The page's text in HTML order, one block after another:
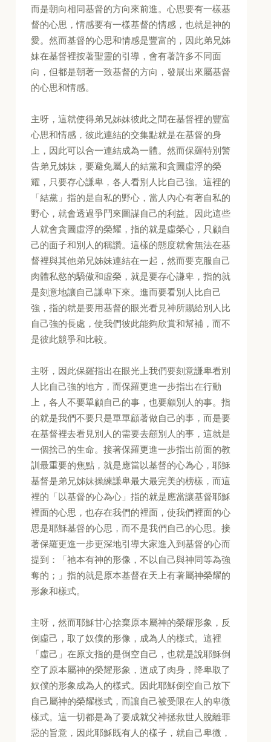
而是朝向相同基督的方向來前進。心思要有一樣基
督的心思，情感要有一樣基督的情感，也就是神的
愛。然而基督的心思和情感是豐富的，因此弟兄姊
妹在基督裡按著聖靈的引導，會有著許多不同面
向，但都是朝著一致基督的方向，發展出來屬基督
的心思和情感。
主呀，這就使得弟兄姊妹彼此之間在基督裡的豐富
心思和情感，彼此連結的交集點就是在基督的身
上，因此可以合一連結成為一體。然而保羅特別警
告弟兄姊妹，要避免屬人的結黨和貪圖虛浮的榮
耀，只要存心謙卑，各人看別人比自己強。這裡的
「結黨」指的是自私的野心，當人內心有著自私的
野心，就會透過爭鬥來圖謀自己的利益。因此這些
人就會貪圖虛浮的榮耀，指的就是虛榮心，只顧自
己的面子和別人的稱讚。這樣的態度就會無法在基
督裡與其他弟兄姊妹連結在一起，然而要克服自己
肉體私慾的驕傲和虛榮，就是要存心謙卑，指的就
是刻意地讓自己謙卑下來。進而要看別人比自己
強，指的就是要用基督的眼光看見神所賜給別人比
自己強的長處，使我們彼此能夠欣賞和幫補，而不
是彼此競爭和比較。
主呀，因此保羅指出在眼光上我們要刻意謙卑看別
人比自己強的地方，而保羅更進一步指出在行動
上，各人不要單顧自己的事，也要顧別人的事。指
的就是我們不要只是單單顧著做自己的事，而是要
在基督裡去看見別人的需要去顧別人的事，這就是
一個捨己的生命。接著保羅更進一步指出前面的教
訓最重要的焦點，就是應當以基督的心為心，耶穌
基督是弟兄姊妹操練謙卑最大最完美的榜樣，而這
裡的「以基督的心為心」指的就是應當讓基督耶穌
裡面的心思，也存在我們的裡面，使我們裡面的心
思是耶穌基督的心思，而不是我們自己的心思。接
著保羅更進一步更深地引導大家進入到基督的心而
提到：「祂本有神的形像，不以自己與神同等為強
奪的；」指的就是原本基督在天上有著屬神榮耀的
形象和樣式。
主呀，然而耶穌甘心捨棄原本屬神的榮耀形象，反
倒虛己，取了奴僕的形像，成為人的樣式。這裡
「虛己」在原文指的是倒空自己，也就是說耶穌倒
空了原本屬神的榮耀形象，道成了肉身，降卑取了
奴僕的形象成為人的樣式。因此耶穌倒空自己放下
自己屬神的榮耀樣式，而讓自己被受限在人的卑微
樣式。這一切都是為了要成就父神拯救世人脫離罪
惡的旨意，因此耶穌既有人的樣子，就自己卑微，